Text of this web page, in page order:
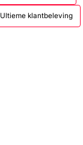
Ultieme klantbeleving